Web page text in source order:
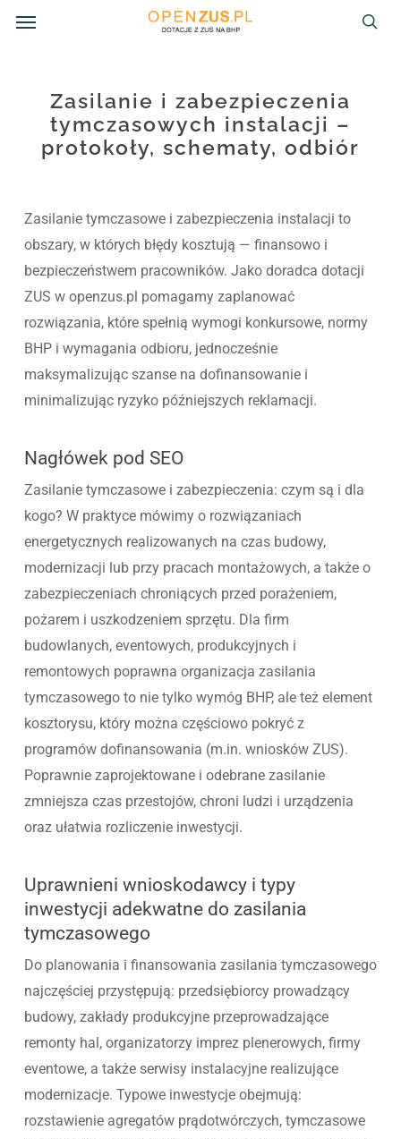
Skip
Zasilanie i zabezpieczenia
tymczasowych instalacji –
protokoły, schematy, odbiór
Zasilanie tymczasowe i zabezpieczenia instalacji to
obszary, w których błędy kosztują — finansowo i
bezpieczeństwem pracowników. Jako doradca dotacji
ZUS w openzus.pl pomagamy zaplanować
rozwiązania, które spełnią wymogi konkursowe, normy
BHP i wymagania odbioru, jednocześnie
maksymalizując szanse na dofinansowanie i
minimalizując ryzyko późniejszych reklamacji.
Nagłówek pod SEO
Zasilanie tymczasowe i zabezpieczenia: czym są i dla
kogo? W praktyce mówimy o rozwiązaniach
energetycznych realizowanych na czas budowy,
modernizacji lub przy pracach montażowych, a także o
zabezpieczeniach chroniących przed porażeniem,
pożarem i uszkodzeniem sprzętu. Dla firm
budowlanych, eventowych, produkcyjnych i
remontowych poprawna organizacja zasilania
tymczasowego to nie tylko wymóg BHP, ale też element
kosztorysu, który można częściowo pokryć z
programów dofinansowania (m.in. wniosków ZUS).
Poprawnie zaprojektowane i odebrane zasilanie
zmniejsza czas przestojów, chroni ludzi i urządzenia
oraz ułatwia rozliczenie inwestycji.
Uprawnieni wnioskodawcy i typy
inwestycji adekwatne do zasilania
tymczasowego
Do planowania i finansowania zasilania tymczasowego
najczęściej przystępują: przedsiębiorcy prowadzący
budowy, zakłady produkcyjne przeprowadzające
remonty hal, organizatorzy imprez plenerowych, firmy
eventowe, a także serwisy instalacyjne realizujące
modernizacje. Typowe inwestycje obejmują:
rozstawienie agregatów prądotwórczych, tymczasowe